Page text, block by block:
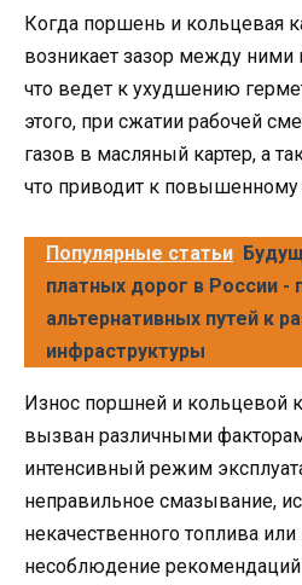
Когда поршень и кольцевая
возникает зазор между ними
что ведет к ухудшению
этого, при сжатии рабочей
газов в масляный картер, а
что приводит к повышенному
Популярные статьи
платных дорог в России -
альтернативных путей к
инфраструктуры
Износ поршней и кольцевой
вызван различными
интенсивный режим
неправильное смазывание,
некачественного топлива
несоблюдение